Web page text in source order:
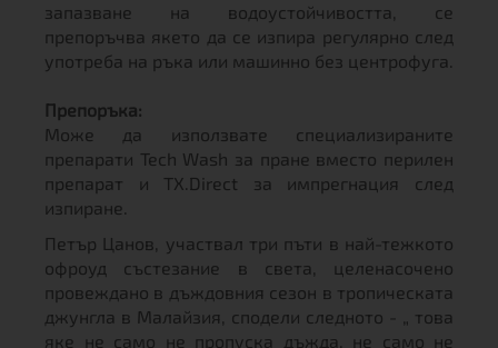
запазване на водоустойчивостта, се
препоръчва якето да се изпира регулярно след
употреба на ръка или машинно без центрофуга.
Препоръка:
Може да използвате специализираните
препарати Tech Wash за пране вместо перилен
препарат и TX.Direct за импрегнация след
изпиране.
Петър Цанов, участвал три пъти в най-тежкото
офроуд състезание в света, целенасочено
провеждано в дъждовния сезон в тропическата
джунгла в Малайзия, сподели следното - „ това
яке не само не пропуска дъжда, не само не